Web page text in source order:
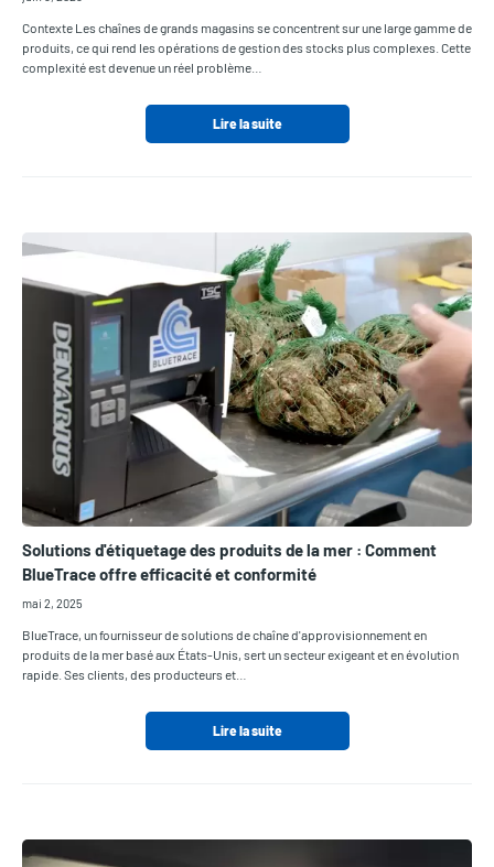
Contexte Les chaînes de grands magasins se concentrent sur une large gamme de
produits, ce qui rend les opérations de gestion des stocks plus complexes. Cette
complexité est devenue un réel problème…
Lire la suite
Solutions d'étiquetage des produits de la mer : Comment
BlueTrace offre efficacité et conformité
mai 2, 2025
BlueTrace, un fournisseur de solutions de chaîne d'approvisionnement en
produits de la mer basé aux États-Unis, sert un secteur exigeant et en évolution
rapide. Ses clients, des producteurs et…
Lire la suite